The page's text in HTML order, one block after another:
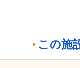
この施